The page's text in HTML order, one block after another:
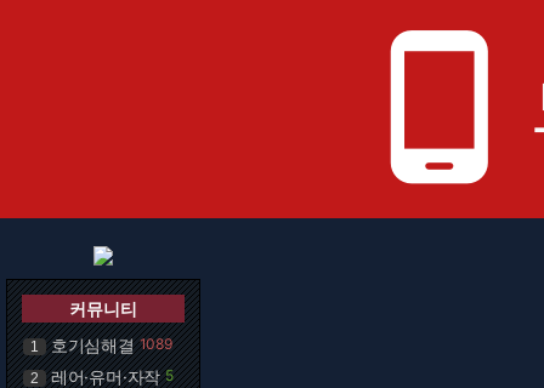
phone_android
커뮤니티
1 호기심해결 1089
2 레어·유머·자작 5